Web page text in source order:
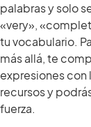
palabras y solo
«very»,
tu vocabulario.
más allá, te
expresiones con
recursos y
fuerza.